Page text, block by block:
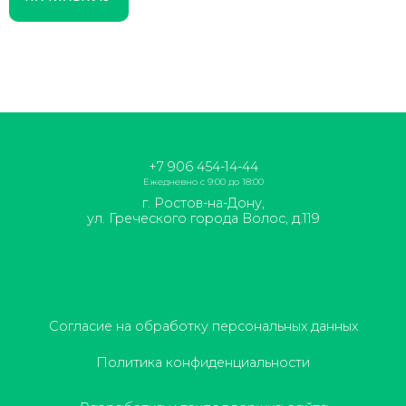
+7 906 454-14-44
Ежедневно с 9:00 до 18:00
г. Ростов-на-Дону,
ул. Греческого города Волос, д.119
Согласие на обработку персональных данных
Политика конфиденциальности